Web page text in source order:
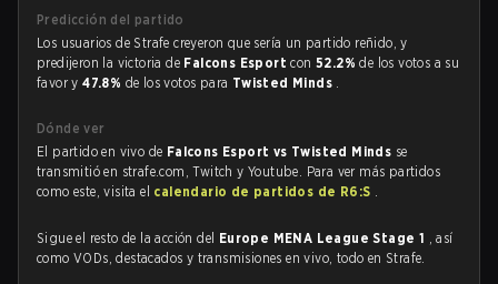
Predicción del partido
Los usuarios de Strafe creyeron que sería un partido reñido, y
predijeron la victoria de Falcons Esportcon52.2%de los votos a su
favor y47.8% de los votos para Twisted Minds .
Dónde ver
El partido en vivo de Falcons Esport vs Twisted Minds se
transmitió en strafe.com, Twitch y Youtube. Para ver más partidos
como este, visita el calendario de partidos de R6:S .
Sigue el resto de la acción del Europe MENA League Stage 1 , así
como VODs, destacados y transmisiones en vivo, todo en Strafe.